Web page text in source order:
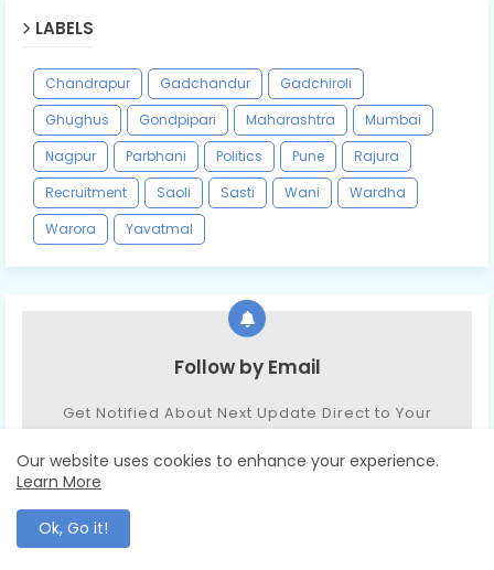
LABELS
Chandrapur Gadchandur
Gadchiroli
Ghughus
Gondpipari Maharashtra
Mumbai
Nagpur
Parbhani Politics Pune
Rajura
Recruitment
Saoli Sasti Wani
Wardha
Warora
Yavatmal
Follow by Email
Get Notified About Next Update Direct to Your
inbox
Our website uses cookies to enhance your experience.
Learn More
Ok, Go it!